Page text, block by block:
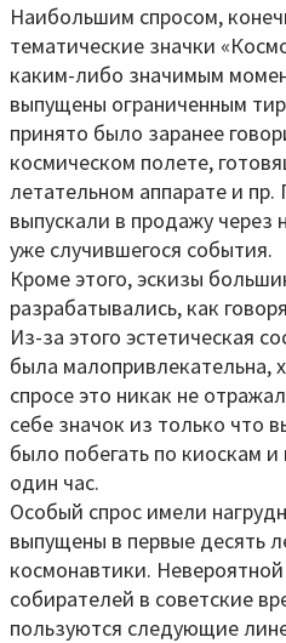
Наибольшим спросом,
тематические значки
каким-либо значимым
выпущены ограниченным
принято было заранее
космическом полете,
летательном аппарате и
выпускали в продажу через
уже случившегося события.
Кроме этого, эскизы
разрабатывались, как
Из-за этого эстетическая
была малопривлекательна,
спросе это никак не
себе значок из только что
было побегать по киоскам
один час.
Особый спрос имели
выпущены в первые десять
космонавтики.
собирателей в советские
пользуются следующие